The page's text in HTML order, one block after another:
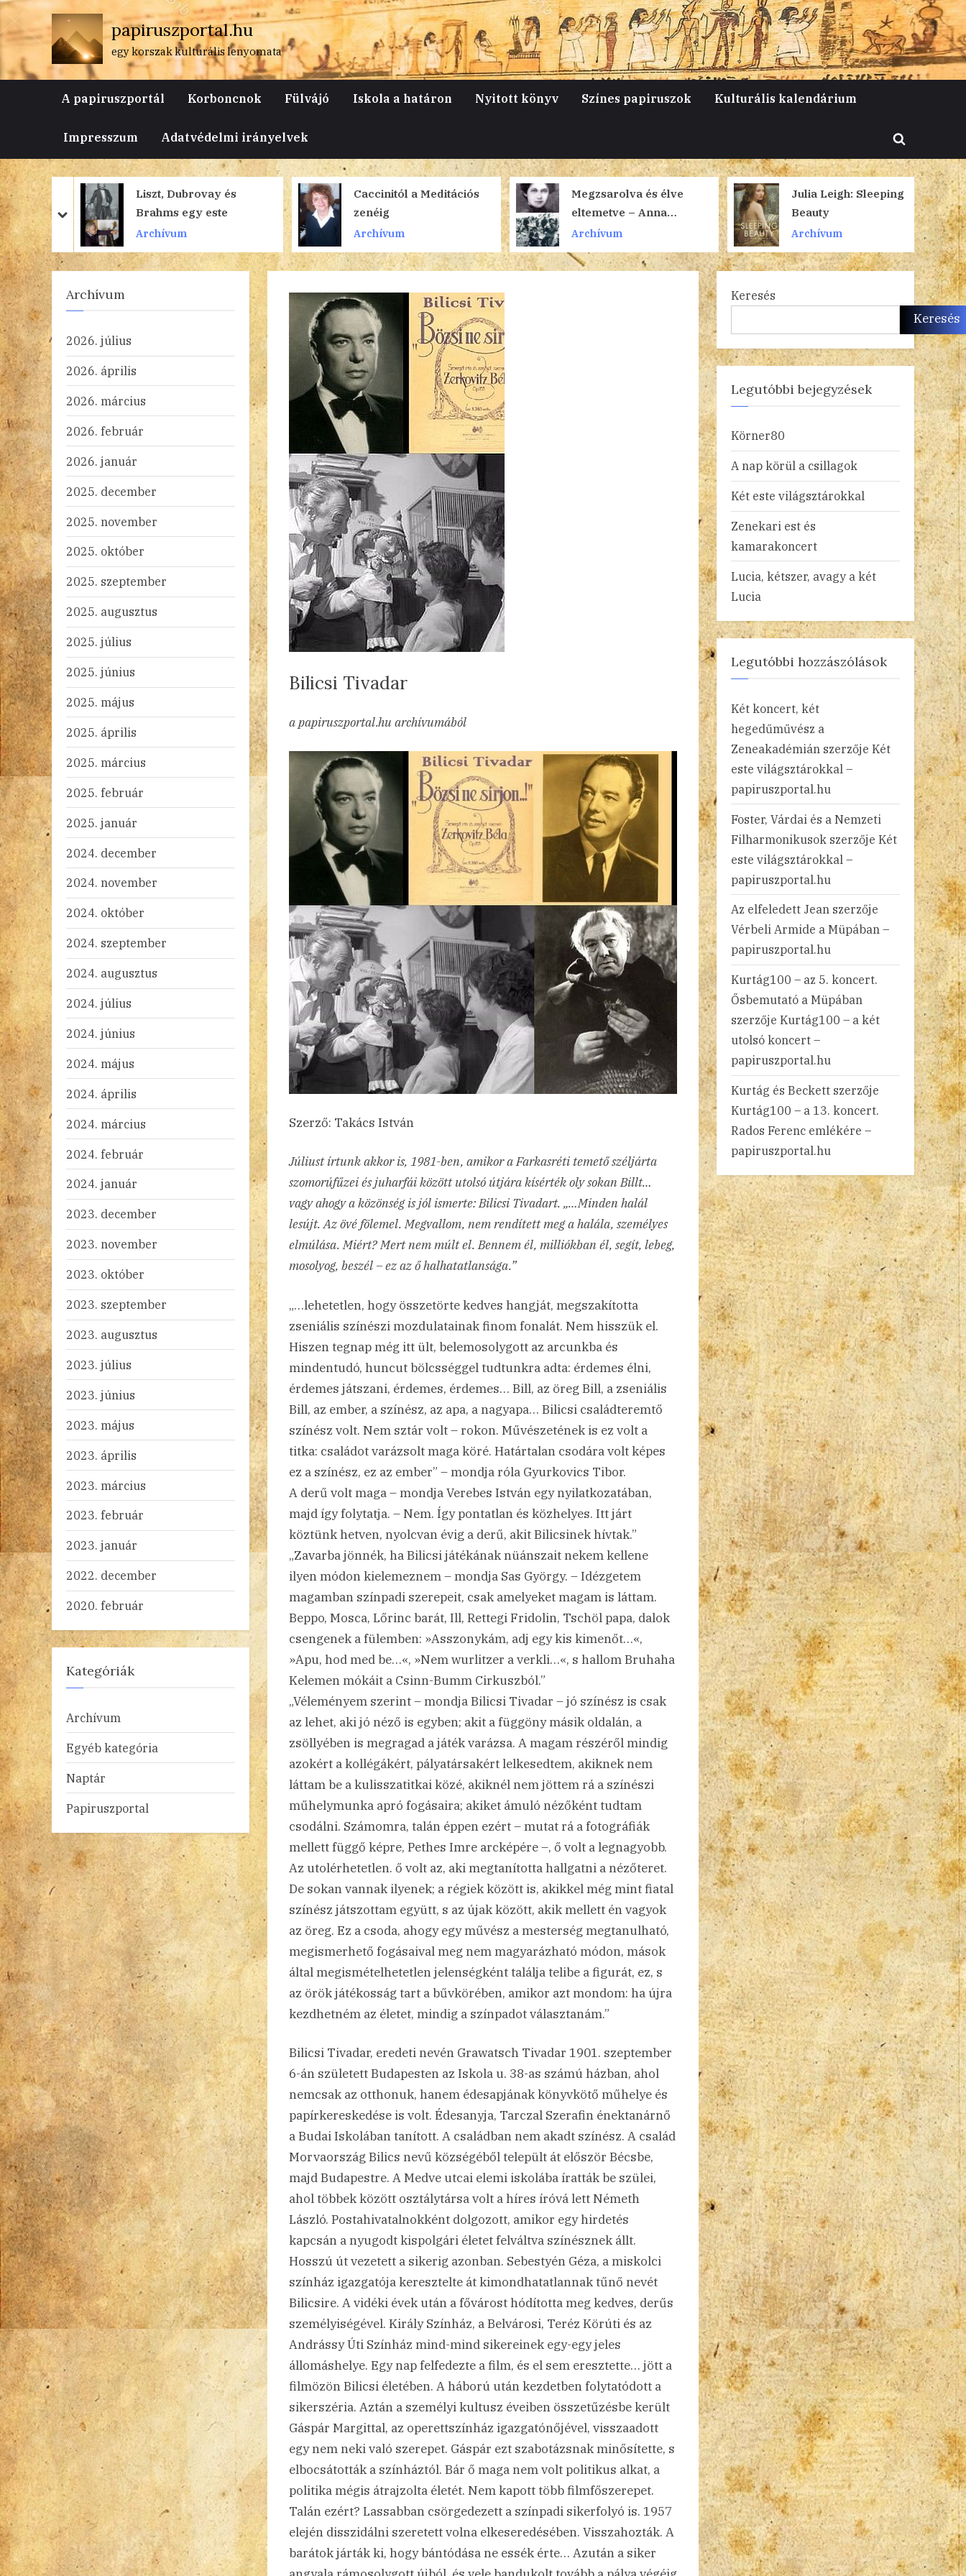
Skip
to
content
papiruszportal.hu
egy korszak kulturális lenyomata
A papiruszportál Korboncnok Fülvájó Iskola a határon Nyitott könyv Színes papiruszok Kulturális kalendárium
Impresszum Adatvédelmi irányelvek
Toggle
search
form
Liszt, Dubrovay és
Brahms egy este
Archívum
Caccinitól a Meditációs
zenéig
Archívum
Megzsarolva és élve
eltemetve – Anna
Ahmatova
Archívum
Julia Leigh: Sleeping
Beauty
Archívum
prev
next
Bilicsi Tivadar
Posted
on
2023.07.11.
admin
2 hozzászólás Bilicsi
című
bejegyzéshez
a papiruszportal.hu archívumából
Szerző: Takács István
Júliust írtunk akkor is, 1981-ben, amikor a Farkasréti temető széljárta
szomorúfűzei és juharfái között utolsó útjára kísérték oly sokan Billt…
vagy ahogy a közönség is jól ismerte: Bilicsi Tivadart. „…Minden halál
lesújt. Az övé fölemel. Megvallom, nem rendített meg a halála, személyes
elmúlása. Miért? Mert nem múlt el. Bennem él, milliókban él, segít, lebeg,
mosolyog, beszél – ez az ő halhatatlansága.”
„…lehetetlen, hogy összetörte kedves hangját, megszakította
zseniális színészi mozdulatainak finom fonalát. Nem hisszük el.
Hiszen tegnap még itt ült, belemosolygott az arcunkba és
mindentudó, huncut bölcsséggel tudtunkra adta: érdemes élni,
érdemes játszani, érdemes, érdemes… Bill, az öreg Bill, a zseniális
Bill, az ember, a színész, az apa, a nagyapa… Bilicsi családteremtő
színész volt. Nem sztár volt – rokon. Művészetének is ez volt a
titka: családot varázsolt maga köré. Határtalan csodára volt képes
ez a színész, ez az ember” – mondja róla Gyurkovics Tibor.
A derű volt maga – mondja Verebes István egy nyilatkozatában,
majd így folytatja. – Nem. Így pontatlan és közhelyes. Itt járt
köztünk hetven, nyolcvan évig a derű, akit Bilicsinek hívtak.”
„Zavarba jönnék, ha Bilicsi játékának nüánszait nekem kellene
ilyen módon kielemeznem – mondja Sas György. – Idézgetem
magamban színpadi szerepeit, csak amelyeket magam is láttam.
Beppo, Mosca, Lőrinc barát, Ill, Rettegi Fridolin, Tschöl papa, dalok
csengenek a fülemben: »Asszonykám, adj egy kis kimenőt…«,
»Apu, hod med be…«, »Nem wurlitzer a verkli…«, s hallom Bruhaha
Kelemen mókáit a Csinn-Bumm Cirkuszból.”
„Véleményem szerint – mondja Bilicsi Tivadar – jó színész is csak
az lehet, aki jó néző is egyben; akit a függöny másik oldalán, a
zsöllyében is megragad a játék varázsa. A magam részéről mindig
azokért a kollégákért, pályatársakért lelkesedtem, akiknek nem
láttam be a kulisszatitkai közé, akiknél nem jöttem rá a színészi
műhelymunka apró fogásaira; akiket ámuló nézőként tudtam
csodálni. Számomra, talán éppen ezért – mutat rá a fotográfiák
mellett függő képre, Pethes Imre arcképére –, ő volt a legnagyobb.
Az utolérhetetlen. ő volt az, aki megtanította hallgatni a nézőteret.
De sokan vannak ilyenek; a régiek között is, akikkel még mint fiatal
színész játszottam együtt, s az újak között, akik mellett én vagyok
az öreg. Ez a csoda, ahogy egy művész a mesterség megtanulható,
megismerhető fogásaival meg nem magyarázható módon, mások
által megismételhetetlen jelenségként találja telibe a figurát, ez, s
az örök játékosság tart a bűvkörében, amikor azt mondom: ha újra
kezdhetném az életet, mindig a színpadot választanám.”
Bilicsi Tivadar, eredeti nevén Grawatsch Tivadar 1901. szeptember
6-án született Budapesten az Iskola u. 38-as számú házban, ahol
nemcsak az otthonuk, hanem édesapjának könyvkötő műhelye és
papírkereskedése is volt. Édesanyja, Tarczal Szerafin énektanárnő
a Budai Iskolában tanított. A családban nem akadt színész. A család
Morvaország Bilics nevű községéből települt át először Bécsbe,
majd Budapestre. A Medve utcai elemi iskolába íratták be szülei,
ahol többek között osztálytársa volt a híres íróvá lett Németh
László. Postahivatalnokként dolgozott, amikor egy hirdetés
kapcsán a nyugodt kispolgári életet felváltva színésznek állt.
Hosszú út vezetett a sikerig azonban. Sebestyén Géza, a miskolci
színház igazgatója keresztelte át kimondhatatlannak tűnő nevét
Bilicsire. A vidéki évek után a fővárost hódította meg kedves, derűs
személyiségével. Király Színház, a Belvárosi, Teréz Körúti és az
Andrássy Úti Színház mind-mind sikereinek egy-egy jeles
állomáshelye. Egy nap felfedezte a film, és el sem eresztette… jött a
filmözön Bilicsi életében. A háború után kezdetben folytatódott a
sikerszéria. Aztán a személyi kultusz éveiben összetűzésbe került
Gáspár Margittal, az operettszínház igazgatónőjével, visszaadott
egy nem neki való szerepet. Gáspár ezt szabotázsnak minősítette, s
elbocsátották a színháztól. Bár ő maga nem volt politikus alkat, a
politika mégis átrajzolta életét. Nem kapott több filmfőszerepet.
Talán ezért? Lassabban csörgedezett a színpadi sikerfolyó is. 1957
elején disszidálni szeretett volna elkeseredésében. Visszahozták. A
barátok járták ki, hogy bántódása ne essék érte… Azután a siker
Archívum
2026. július
2026. április
2026. március
2026. február
2026. január
2025. december
2025. november
2025. október
2025. szeptember
2025. augusztus
2025. július
2025. június
2025. május
2025. április
2025. március
2025. február
2025. január
2024. december
2024. november
2024. október
2024. szeptember
2024. augusztus
2024. július
2024. június
2024. május
2024. április
2024. március
2024. február
2024. január
2023. december
2023. november
2023. október
2023. szeptember
2023. augusztus
2023. július
2023. június
2023. május
2023. április
2023. március
2023. február
2023. január
2022. december
2020. február
Kategóriák
Archívum
Egyéb kategória
Naptár
Papiruszportal
Keresés
Keresés
Legutóbbi bejegyzések
Körner80
A nap körül a csillagok
Két este világsztárokkal
Zenekari est és
kamarakoncert
Lucia, kétszer, avagy a két
Lucia
Legutóbbi hozzászólások
Két koncert, két
hegedűművész a
Zeneakadémián szerzője Két
este világsztárokkal –
papiruszportal.hu
Foster, Várdai és a Nemzeti
Filharmonikusok szerzője Két
este világsztárokkal –
papiruszportal.hu
Az elfeledett Jean szerzője
Vérbeli Armide a Müpában –
papiruszportal.hu
Kurtág100 – az 5. koncert.
Ősbemutató a Müpában
szerzője Kurtág100 – a két
utolsó koncert –
papiruszportal.hu
Kurtág és Beckett szerzője
Kurtág100 – a 13. koncert.
Rados Ferenc emlékére –
papiruszportal.hu